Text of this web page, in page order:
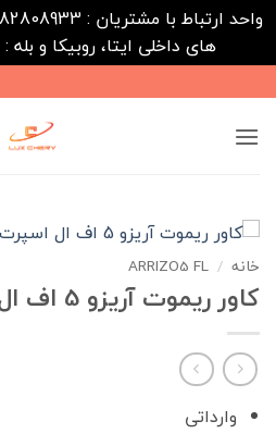
های داخلی ایتا، روبیکا و بله : 09031116395
to
content
خانه /
ARRIZO5 FL
کاور ریموت آریزو 5 اف ال اسپرت طرح رویال
وارداتی